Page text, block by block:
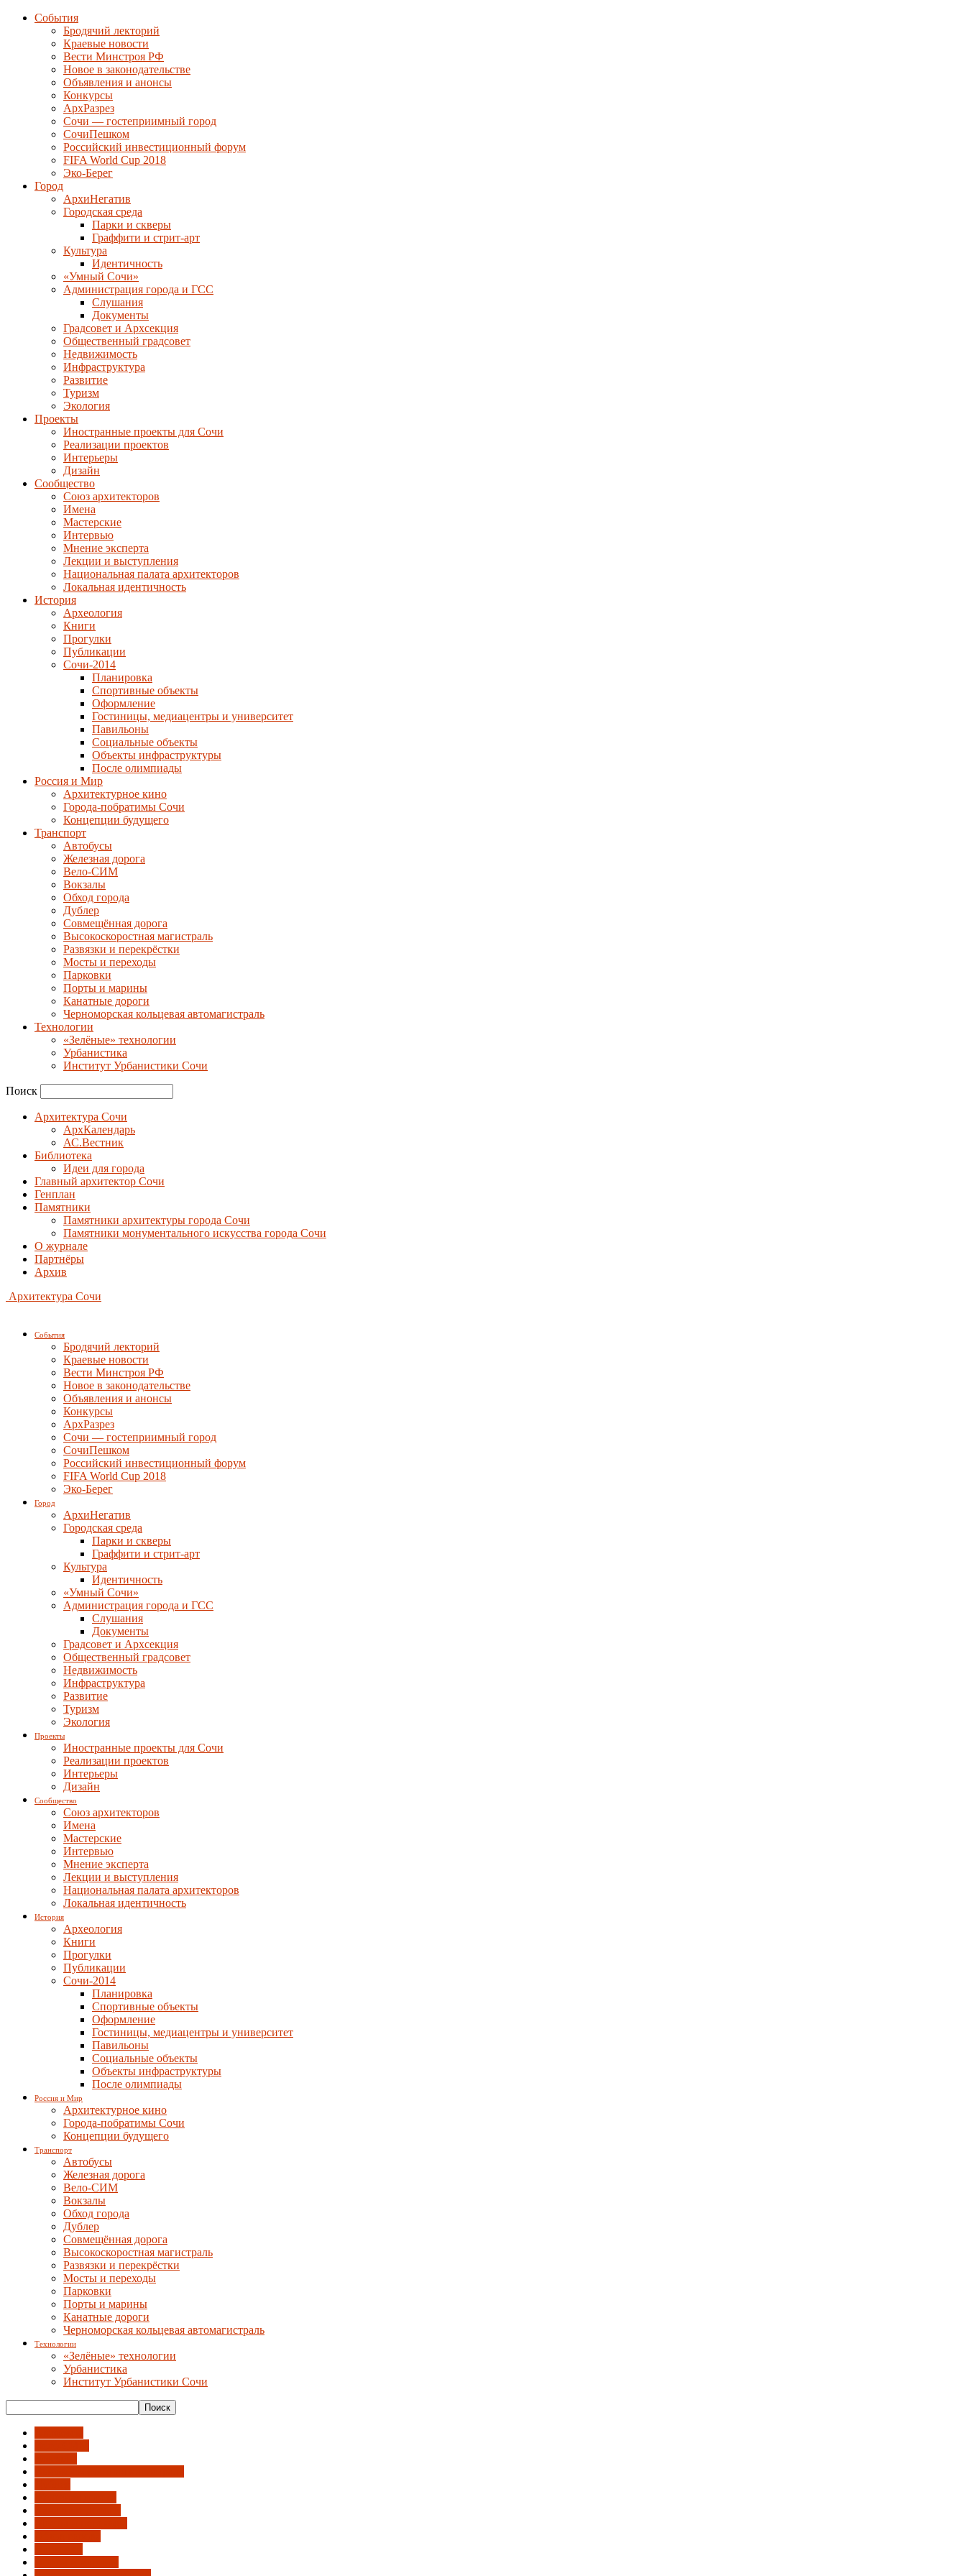
События
Бродячий лекторий
Краевые новости
Вести Минстроя РФ
Новое в законодательстве
Объявления и анонсы
Конкурсы
АрхРазрез
Сочи — гостеприимный город
СочиПешком
Российский инвестиционный форум
FIFA World Cup 2018
Эко-Берег
Город
АрхиНегатив
Городская среда
Парки и скверы
Граффити и стрит-арт
Культура
Идентичность
«Умный Сочи»
Администрация города и ГСС
Слушания
Документы
Градсовет и Архсекция
Общественный градсовет
Недвижимость
Инфраструктура
Развитие
Туризм
Экология
Проекты
Иностранные проекты для Сочи
Реализации проектов
Интерьеры
Дизайн
Сообщество
Союз архитекторов
Имена
Мастерские
Интервью
Мнение эксперта
Лекции и выступления
Национальная палата архитекторов
Локальная идентичность
История
Археология
Книги
Прогулки
Публикации
Сочи-2014
Планировка
Спортивные объекты
Оформление
Гостиницы, медиацентры и университет
Павильоны
Социальные объекты
Объекты инфраструктуры
После олимпиады
Россия и Мир
Архитектурное кино
Города-побратимы Сочи
Концепции будущего
Транспорт
Автобусы
Железная дорога
Вело-СИМ
Вокзалы
Обход города
Дублер
Совмещённая дорога
Высокоскоростная магистраль
Развязки и перекрёстки
Мосты и переходы
Парковки
Порты и марины
Канатные дороги
Черноморская кольцевая автомагистраль
Технологии
«Зелёные» технологии
Урбанистика
Институт Урбанистики Сочи
Поиск
Архитектура Сочи
АрхКалендарь
АС.Вестник
Библиотека
Идеи для города
Главный архитектор Сочи
Генплан
Памятники
Памятники архитектуры города Сочи
Памятники монументального искусства города Сочи
О журнале
Партнёры
Архив
Архитектура Сочи
События
Бродячий лекторий
Краевые новости
Вести Минстроя РФ
Новое в законодательстве
Объявления и анонсы
Конкурсы
АрхРазрез
Сочи — гостеприимный город
СочиПешком
Российский инвестиционный форум
FIFA World Cup 2018
Эко-Берег
Город
АрхиНегатив
Городская среда
Парки и скверы
Граффити и стрит-арт
Культура
Идентичность
«Умный Сочи»
Администрация города и ГСС
Слушания
Документы
Градсовет и Архсекция
Общественный градсовет
Недвижимость
Инфраструктура
Развитие
Туризм
Экология
Проекты
Иностранные проекты для Сочи
Реализации проектов
Интерьеры
Дизайн
Сообщество
Союз архитекторов
Имена
Мастерские
Интервью
Мнение эксперта
Лекции и выступления
Национальная палата архитекторов
Локальная идентичность
История
Археология
Книги
Прогулки
Публикации
Сочи-2014
Планировка
Спортивные объекты
Оформление
Гостиницы, медиацентры и университет
Павильоны
Социальные объекты
Объекты инфраструктуры
После олимпиады
Россия и Мир
Архитектурное кино
Города-побратимы Сочи
Концепции будущего
Транспорт
Автобусы
Железная дорога
Вело-СИМ
Вокзалы
Обход города
Дублер
Совмещённая дорога
Высокоскоростная магистраль
Развязки и перекрёстки
Мосты и переходы
Парковки
Порты и марины
Канатные дороги
Черноморская кольцевая автомагистраль
Технологии
«Зелёные» технологии
Урбанистика
Институт Урбанистики Сочи